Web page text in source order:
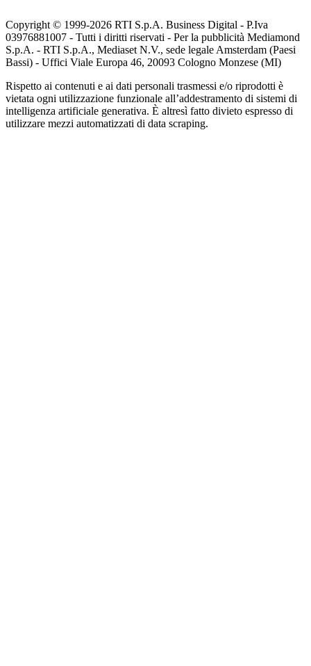
Copyright © 1999-2026 RTI S.p.A. Business Digital - P.Iva
03976881007 - Tutti i diritti riservati - Per la pubblicità Mediamond
S.p.A. - RTI S.p.A., Mediaset N.V., sede legale Amsterdam (Paesi
Bassi) - Uffici Viale Europa 46, 20093 Cologno Monzese (MI)
Rispetto ai contenuti e ai dati personali trasmessi e/o riprodotti è
vietata ogni utilizzazione funzionale all’addestramento di sistemi di
intelligenza artificiale generativa. È altresì fatto divieto espresso di
utilizzare mezzi automatizzati di data scraping.